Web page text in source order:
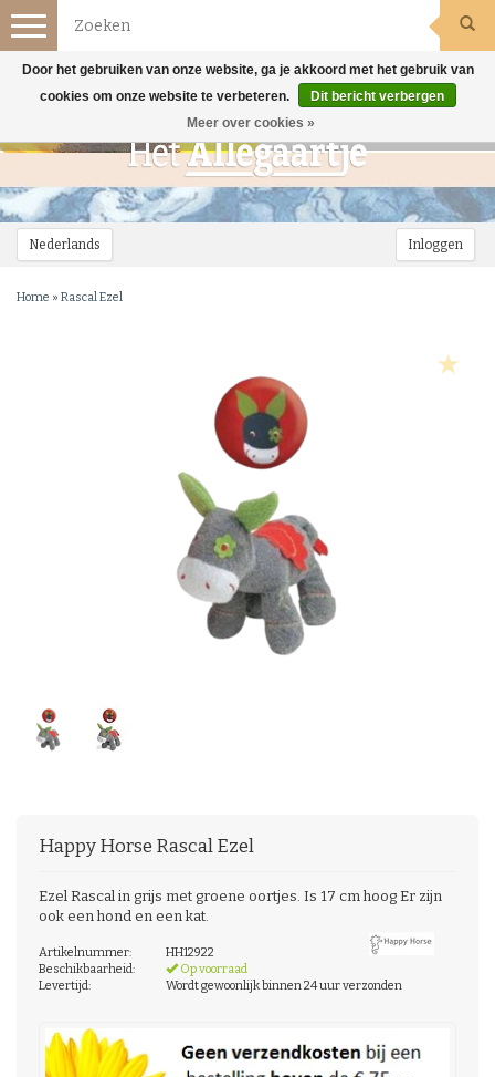
Nederlands Inloggen
Toggle
navigation
Home » Rascal Ezel
Happy Horse Rascal Ezel
Ezel Rascal in grijs met groene oortjes. Is 17 cm hoog Er zijn
ook een hond en een kat.
Artikelnummer:
HH12922
Beschikbaarheid:
Op voorraad
Levertijd:
Wordt gewoonlijk binnen 24 uur verzonden
Door het gebruiken van onze website, ga je akkoord met het gebruik van
cookies om onze website te verbeteren.
Dit bericht verbergen
Meer over cookies »